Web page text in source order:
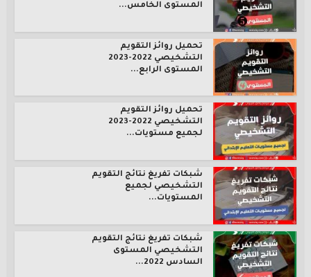
المستوى الخامس...
تحميل روائز التقويم
التشخيصي 2022-2023
المستوى الرابع...
تحميل روائز التقويم
التشخيصي 2022-2023
لجميع مستويات...
شبكات تفريغ نتائج التقويم
التشخيصي لجميع
المستويات...
شبكات تفريغ نتائج التقويم
التشخيصي المستوى
السادس 2022...